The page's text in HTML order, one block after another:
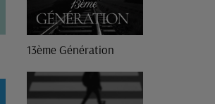
13ème Génération